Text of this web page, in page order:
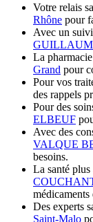
Votre relais
Rhône pour
Avec un
La
Grand pour
Pour vos
des rappels
Pour des
ELBEUF
Avec des
VALQUE
besoins.
La santé
médicaments
Des experts
Saint-Malo